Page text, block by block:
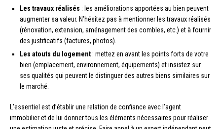
Les travaux réalisés : les améliorations apportées au bien peuvent
augmenter sa valeur. N’hésitez pas à mentionner les travaux réalisés
(rénovation, extension, aménagement des combles, etc.) et à fournir
des justificatifs (factures, photos).
Les atouts du logement : mettez en avant les points forts de votre
bien (emplacement, environnement, équipements) et insistez sur
ses qualités qui peuvent le distinguer des autres biens similaires sur
le marché.
L’essentiel est d’établir une relation de confiance avec l’agent
immobilier et de lui donner tous les éléments nécessaires pour réaliser